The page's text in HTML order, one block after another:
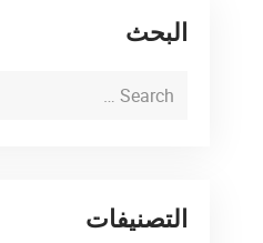
البحث
التصنيفات